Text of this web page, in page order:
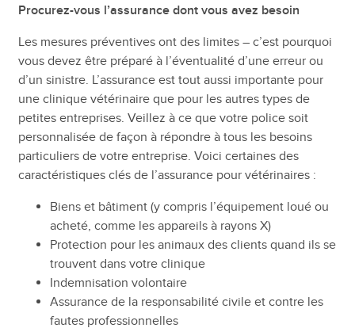
Procurez-vous l’assurance dont vous avez besoin
Les mesures préventives ont des limites – c’est pourquoi
vous devez être préparé à l’éventualité d’une erreur ou
d’un sinistre. L’assurance est tout aussi importante pour
une clinique vétérinaire que pour les autres types de
petites entreprises. Veillez à ce que votre police soit
personnalisée de façon à répondre à tous les besoins
particuliers de votre entreprise. Voici certaines des
caractéristiques clés de l’assurance pour vétérinaires :
Biens et bâtiment (y compris l’équipement loué ou
acheté, comme les appareils à rayons X)
Protection pour les animaux des clients quand ils se
trouvent dans votre clinique
Indemnisation volontaire
Assurance de la responsabilité civile et contre les
fautes professionnelles